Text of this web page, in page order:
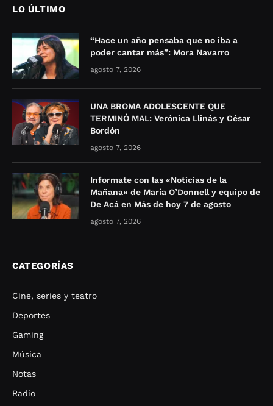
LO ÚLTIMO
“Hace un año pensaba que no iba a
poder cantar más”: Mora Navarro
agosto 7, 2026
UNA BROMA ADOLESCENTE QUE
TERMINÓ MAL: Verónica Llinás y César
Bordón
agosto 7, 2026
Informate con las «Noticias de la
Mañana» de María O’Donnell y equipo de
De Acá en Más de hoy 7 de agosto
agosto 7, 2026
CATEGORÍAS
Cine, series y teatro
Deportes
Gaming
Música
Notas
Radio